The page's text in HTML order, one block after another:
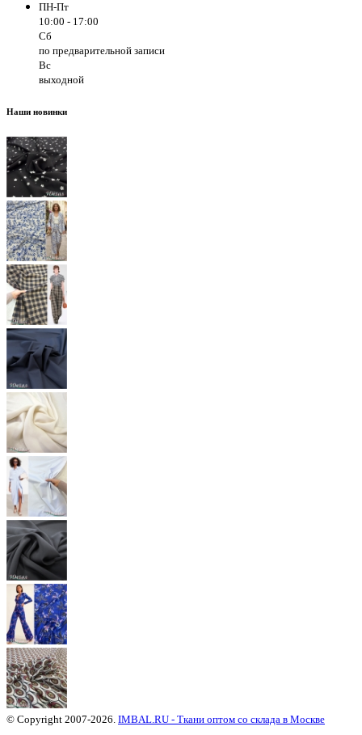
ПН-Пт
10:00 - 17:00
Сб
по предварительной записи
Вс
выходной
Наши новинки
© Copyright 2007-2026. IMBAL.RU - Ткани оптом со склада в Москве